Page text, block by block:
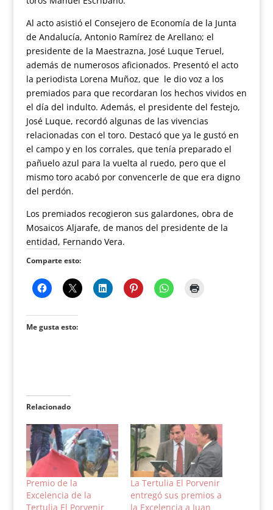
Al acto asistió el Consejero de Economía de la Junta
de Andalucía, Antonio Ramírez de Arellano; el
presidente de la Maestrazna, José Luque Teruel,
además de numerosos aficionados. Presentó el acto
la periodista Lorena Muñoz, que le dio voz a los
premiados para que recordaran los hechos vividos en
el día del indulto. Además, el presidente del festejo,
José Luque, recordó algunas de las vivencias
relacionadas con el toro. Destacó que ya le gustó en
el campo y en los corrales, que tenía preparado el
pañuelo azul para la vuelta al ruedo, pero que el
mismo toro acabó por convencerle de que era digno
del perdón.
Los premiados recogieron sus galardones, obra de
Mosaicos Aljarafe, de manos del presidente de la
entidad, Fernando Vera.
Comparte esto:
Me gusta esto:
Relacionado
Premio de la
Excelencia de la
Tertulia El Porvenir
La Tertulia El Porvenir
entregó sus premios a
la Excelencia a Juan